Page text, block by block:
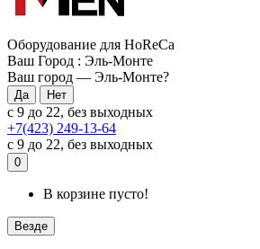
Оборудование для HoReCa
Ваш Город : Эль-Монте
Ваш город — Эль-Монте?
с 9 до 22, без выходных
+7(423) 249-13-64
с 9 до 22, без выходных
0
В корзине пусто!
Везде